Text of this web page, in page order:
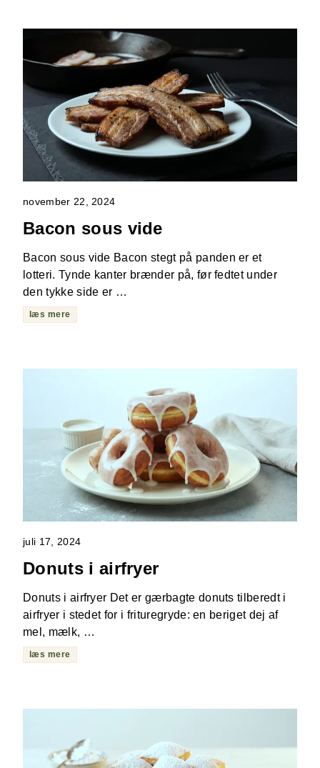
november 22, 2024
Bacon sous vide
Bacon sous vide Bacon stegt på panden er et
lotteri. Tynde kanter brænder på, før fedtet under
den tykke side er …
læs mere
juli 17, 2024
Donuts i airfryer
Donuts i airfryer Det er gærbagte donuts tilberedt i
airfryer i stedet for i frituregryde: en beriget dej af
mel, mælk, …
læs mere